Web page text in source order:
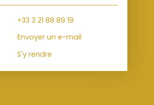
+33 3 21 88 89 19
Envoyer un e-mail
S'y rendre